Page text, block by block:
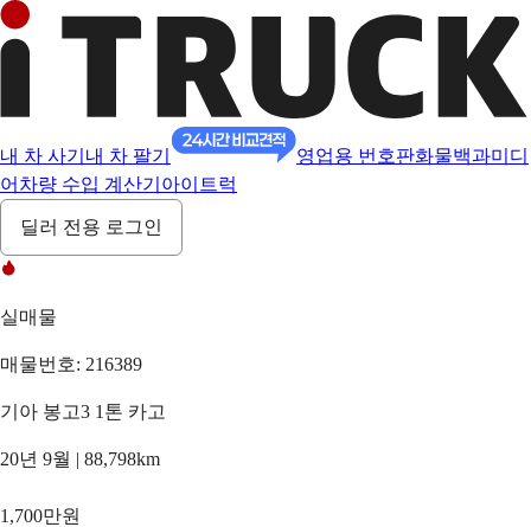
내 차 사기 내 차 팔기 영업용 번호판화물백과미디
어 차량 수입 계산기 아이트럭
딜러 전용 로그인
실매물
매물번호: 216389
기아 봉고3 1톤 카고
20년 9월 | 88,798km
1,700만원